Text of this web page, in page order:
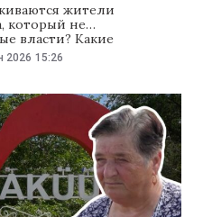
жители
который не
власти? Какие
и как Кишинев
Абхазия и Южная
Три
Абхазия и
2026 15:26